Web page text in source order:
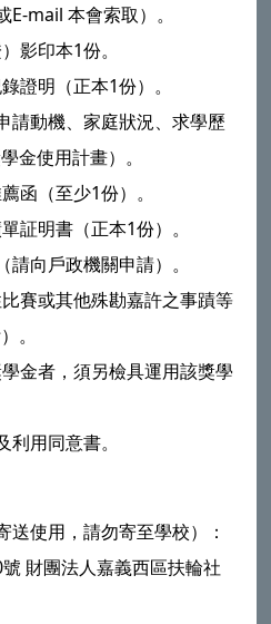
mail 本會索取）。
影印本1份。
證明（正本1份）。
請動機、家庭狀況、求學歷
金使用計畫）。
函（至少1份）。
証明書（正本1份）。
向戶政機關申請）。
賽或其他殊勘嘉許之事蹟等
。
金者，須另檢具運用該獎學
用同意書。
送使用，請勿寄至學校）：
財團法人嘉義西區扶輪社